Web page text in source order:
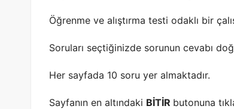
Öğrenme ve alıştırma testi odaklı bir
Soruları seçtiğinizde sorunun cevabı
Her sayfada 10 soru yer almaktadır.
Sayfanın en altındaki BİTİR butonuna